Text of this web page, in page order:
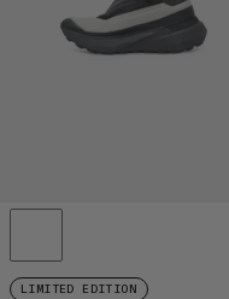
LIMITED EDITION